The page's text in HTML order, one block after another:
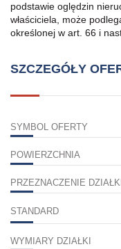
podstawie oględzin
właściciela, może
określonej w art. 66 i
SZCZEGÓŁY
SYMBOL OFERTY
POWIERZCHNIA
PRZEZNACZENIE DZIAŁKI
STANDARD
WYMIARY DZIAŁKI